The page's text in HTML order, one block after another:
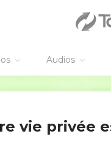
Audios
ce ne sont pas des
du ciel et termine sa
sont droits, ils
vie privée